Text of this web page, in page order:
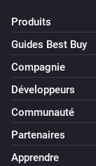
Produits
Guides Best Buy
Compagnie
Développeurs
Communauté
Partenaires
Apprendre